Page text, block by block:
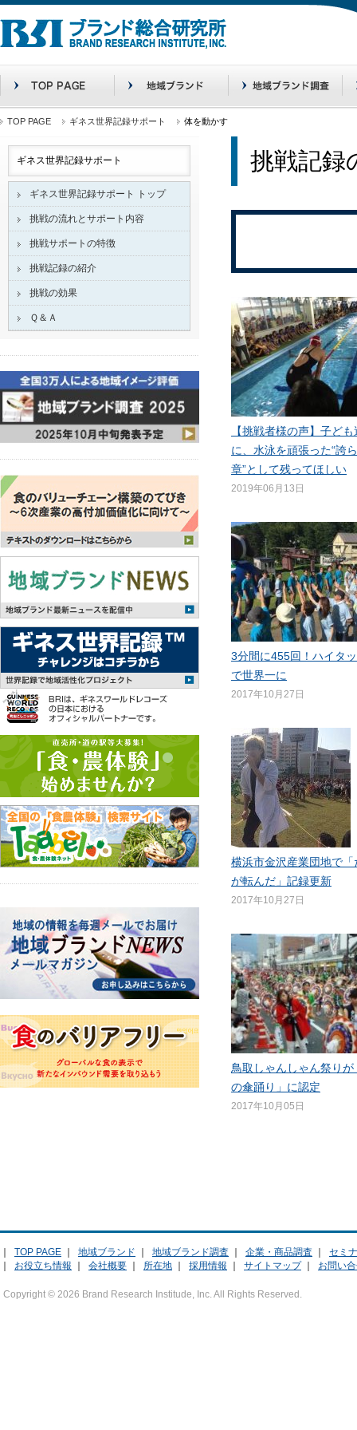
TOP PAGE ギネス世界記録サポート 体を動かす
挑戦記録
【挑戦者様の声】子ど
に、水泳を頑張った“誇
章”として残ってほしい
2019年06月13日
3分間に455回！ハイタ
で世界一に
2017年10月27日
横浜市金沢産業団地で「
が転んだ」記録更新
2017年10月27日
鳥取しゃんしゃん祭り
の傘踊り」に認定
2017年10月05日
ギネス世界記録サポート
ギネス世界記録サポート トップ
挑戦の流れとサポート内容
挑戦サポートの特徴
挑戦記録の紹介
挑戦の効果
Ｑ＆Ａ
TOP PAGE 地域ブランド 地域ブランド調査 企業・商品調査
セミ
お役立ち情報 会社概要 所在地 採用情報 サイトマップ｜ お問い
Copyright © 2026 Brand Research Institude, Inc. All Rights Reserved.